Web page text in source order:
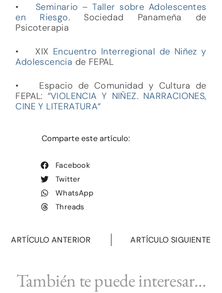
• Seminario – Taller sobre Adolescentes
en Riesgo. Sociedad Panameña de
Psicoterapia
• XIX Encuentro Interregional de Niñez y
Adolescencia de FEPAL
• Espacio de Comunidad y Cultura de
FEPAL: “VIOLENCIA Y NIÑEZ. NARRACIONES,
CINE Y LITERATURA“
Comparte este artículo:
Facebook
Twitter
WhatsApp
Threads
ARTÍCULO ANTERIOR ARTÍCULO SIGUIENTE
También te puede interesar...